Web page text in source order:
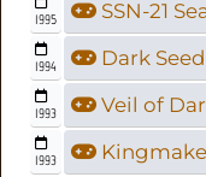
1995 SSN-21
1994 Dark
1993 Veil of
1993